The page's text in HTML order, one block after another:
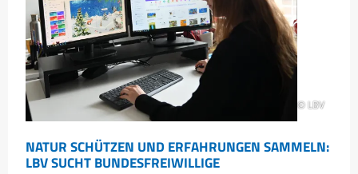
Scheidtobelbahn
© LBV
NATUR SCHÜTZEN UND ERFAHRUNGEN SAMMELN:
LBV SUCHT BUNDESFREIWILLIGE